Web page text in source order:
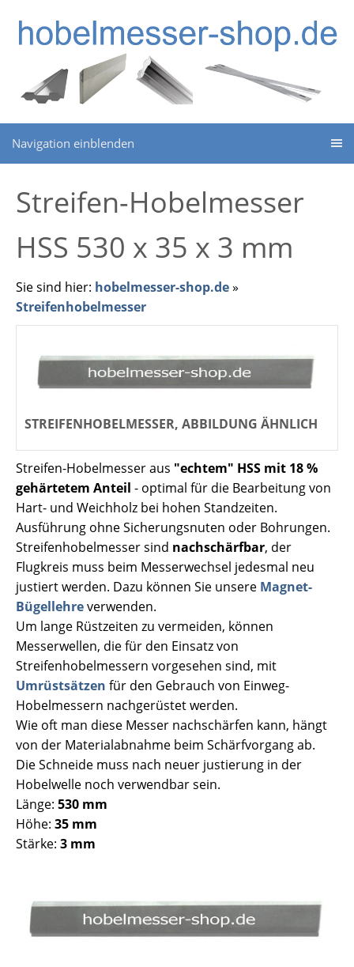
Navigation einblenden
Streifen-Hobelmesser
HSS 530 x 35 x 3 mm
Sie sind hier: hobelmesser-shop.de»
Streifenhobelmesser
STREIFENHOBELMESSER, ABBILDUNG ÄHNLICH
Streifen-Hobelmesser aus "echtem" HSS mit 18 %
gehärtetem Anteil - optimal für die Bearbeitung von
Hart- und Weichholz bei hohen Standzeiten.
Ausführung ohne Sicherungsnuten oder Bohrungen.
Streifenhobelmesser sind nachschärfbar, der
Flugkreis muss beim Messerwechsel jedesmal neu
justiert werden. Dazu können Sie unsere Magnet-
Bügellehreverwenden.
Um lange Rüstzeiten zu vermeiden, können
Messerwellen, die für den Einsatz von
Streifenhobelmessern vorgesehen sind, mit
Umrüstsätzen für den Gebrauch von Einweg-
Hobelmessern nachgerüstet werden.
Wie oft man diese Messer nachschärfen kann, hängt
von der Materialabnahme beim Schärfvorgang ab.
Die Schneide muss nach neuer justierung in der
Hobelwelle noch verwendbar sein.
Länge: 530 mm
Höhe: 35 mm
Stärke: 3 mm